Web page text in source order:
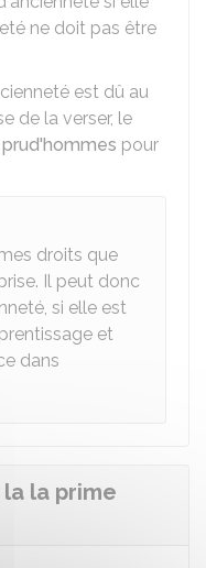
ne doit pas être
est dû au
de la verser, le
pour
droits que
Il peut donc
si elle est
et
dans
la prime